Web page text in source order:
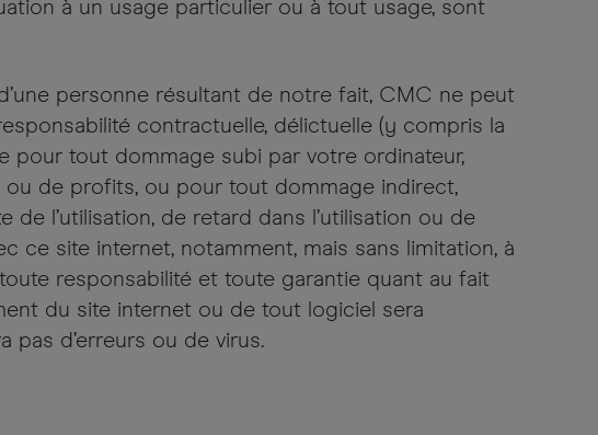
à un usage particulier ou à tout usage, sont
personne résultant de notre fait, CMC ne peut
contractuelle, délictuelle (y compris la
pour tout dommage subi par votre ordinateur,
de profits, ou pour tout dommage indirect,
l’utilisation, de retard dans l’utilisation ou de
ce site internet, notamment, mais sans limitation, à
responsabilité et toute garantie quant au fait
du site internet ou de tout logiciel sera
d’erreurs ou de virus.